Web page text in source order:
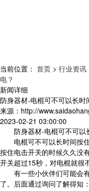
当前位置： 首页 > 行业资讯
电？
新闻详细
防身器材-电棍可不可以长时
来源： http://
2023-02-21 03:00:00
防身器材-电棍可不可以
电棍可不可以长时间按住
按住电击开关的时候久久没
开关超过15秒，对电棍就很
有一些小伙伴们可能会有
了。后面通过询问了解得知